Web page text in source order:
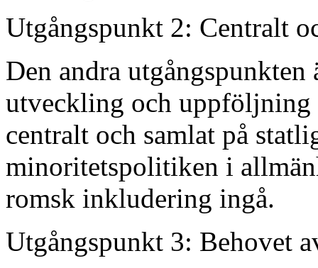
Utgångspunkt 2: Centralt
Den andra
utveckling och uppföljning
centralt och samlat på
minoritetspolitiken i
romsk inkludering ingå.
Utgångspunkt 3: Behovet